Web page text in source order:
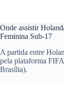
Onde assistir
Feminina Sub-17
A partida entre
pela plataforma
Brasília).